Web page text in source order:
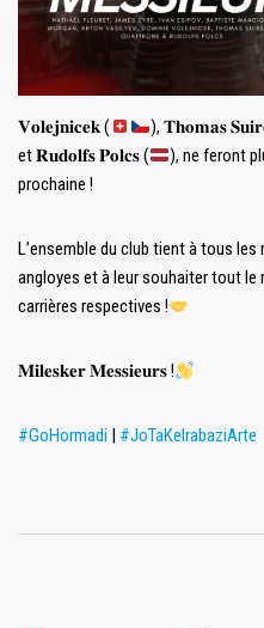
𝐕𝐨𝐥𝐞𝐣𝐧𝐢𝐜𝐞𝐤 (
), 𝐓𝐡𝐨𝐦𝐚𝐬
et 𝐑𝐮𝐝𝐨𝐥𝐟𝐬 𝐏𝐨𝐥𝐜𝐬 (
), ne feront
prochaine !
L’ensemble du club tient à tous
angloyes et à leur souhaiter tout le
carrières respectives !
𝐌𝐢𝐥𝐞𝐬𝐤𝐞𝐫 𝐌𝐞𝐬𝐬𝐢𝐞𝐮𝐫𝐬 !
#GoHormadi | #JoTaKeIrabaziArte